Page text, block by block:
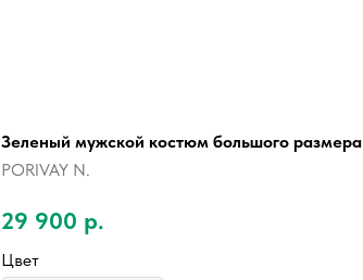
Зеленый мужской костюм большого размера
PORIVAY N.
29 900 р.
Цвет